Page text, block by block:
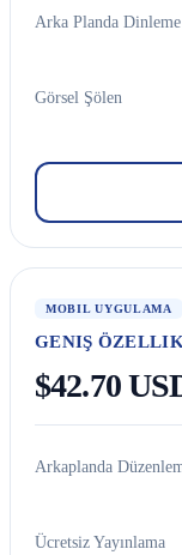
Arka Planda Dinleme
Görsel Şölen
MOBIL UYGULAMA
GENIŞ
$42.70
Arkaplanda
Ücretsiz Yayınlama